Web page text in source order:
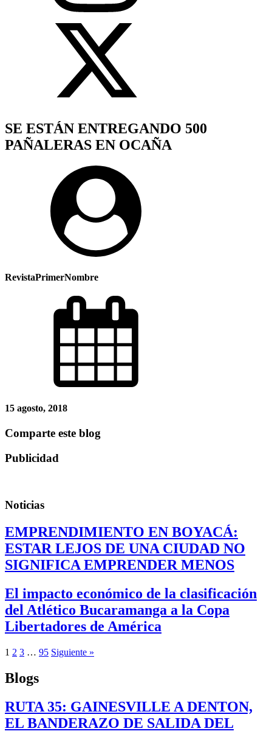
SE ESTÁN ENTREGANDO 500
PAÑALERAS EN OCAÑA
RevistaPrimerNombre
15 agosto, 2018
Comparte este blog
Publicidad
Noticias
EMPRENDIMIENTO EN BOYACÁ:
ESTAR LEJOS DE UNA CIUDAD NO
SIGNIFICA EMPRENDER MENOS
El impacto económico de la clasificación
del Atlético Bucaramanga a la Copa
Libertadores de América
1 2 3 … 95 Siguiente »
Blogs
RUTA 35: GAINESVILLE A DENTON,
EL BANDERAZO DE SALIDA DEL